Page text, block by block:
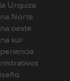
Urquiza
Norte
oeste
sur